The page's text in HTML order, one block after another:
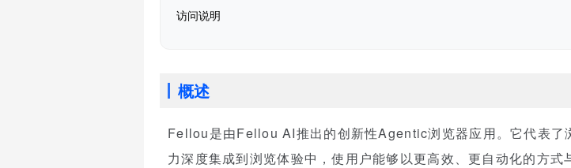
访问说明
概述
Fellou是由Fellou AI推出的创新性Agentic浏览器应用。它代表了
力深度集成到浏览体验中，使用户能够以更高效、更自动化的方式